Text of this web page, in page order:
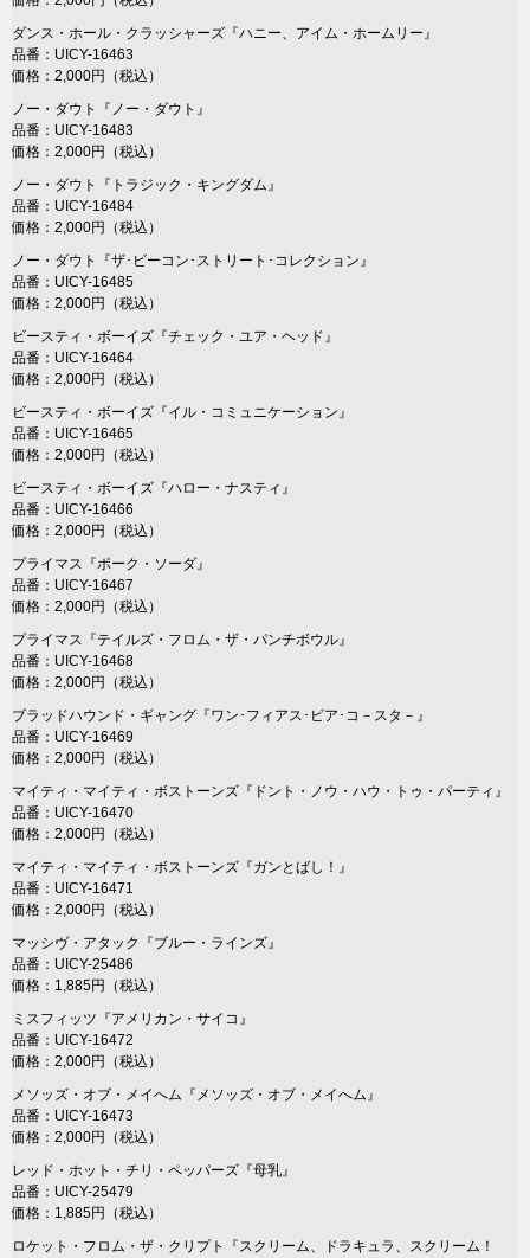
ダンス・ホール・クラッシャーズ『ハニー、アイム・ホームリー』
品番：UICY-16463
価格：2,000円（税込）
ノー・ダウト『ノー・ダウト』
品番：UICY-16483
価格：2,000円（税込）
ノー・ダウト『トラジック・キングダム』
品番：UICY-16484
価格：2,000円（税込）
ノー・ダウト『ザ･ビーコン･ストリート･コレクション』
品番：UICY-16485
価格：2,000円（税込）
ビースティ・ボーイズ『チェック・ユア・ヘッド』
品番：UICY-16464
価格：2,000円（税込）
ビースティ・ボーイズ『イル・コミュニケーション』
品番：UICY-16465
価格：2,000円（税込）
ビースティ・ボーイズ『ハロー・ナスティ』
品番：UICY-16466
価格：2,000円（税込）
プライマス『ポーク・ソーダ』
品番：UICY-16467
価格：2,000円（税込）
プライマス『テイルズ・フロム・ザ・パンチボウル』
品番：UICY-16468
価格：2,000円（税込）
ブラッドハウンド・ギャング『ワン･フィアス･ビア･コ－スタ－』
品番：UICY-16469
価格：2,000円（税込）
マイティ・マイティ・ボストーンズ『ドント・ノウ・ハウ・トゥ・パーティ』
品番：UICY-16470
価格：2,000円（税込）
マイティ・マイティ・ボストーンズ『ガンとばし！』
品番：UICY-16471
価格：2,000円（税込）
マッシヴ・アタック『ブルー・ラインズ』
品番：UICY-25486
価格：1,885円（税込）
ミスフィッツ『アメリカン・サイコ』
品番：UICY-16472
価格：2,000円（税込）
メソッズ・オブ・メイへム『メソッズ・オブ・メイへム』
品番：UICY-16473
価格：2,000円（税込）
レッド・ホット・チリ・ペッパーズ『母乳』
品番：UICY-25479
価格：1,885円（税込）
ロケット・フロム・ザ・クリプト『スクリーム、ドラキュラ、スクリーム！